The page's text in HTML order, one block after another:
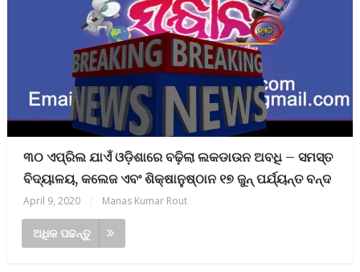
୩୦ ଏପ୍ରିଲ ଯାଏଁ ଓଡ଼ିଶାରେ ବଢ଼ିଲା ଲକଡାଉନ ଅବଧି – ସମସ୍ତ
ବିଦ୍ୟାଳୟ, କଲେଜ ଏବଂ ଶିକ୍ଷାନୁଷ୍ଠାନ ୧୭ ଜୁନ୍ ପର୍ଯ୍ୟନ୍ତ ବନ୍ଦ
April 9, 2020 Manas Kumar Rout
ଅଧିକ ପଢନ୍ତୁ